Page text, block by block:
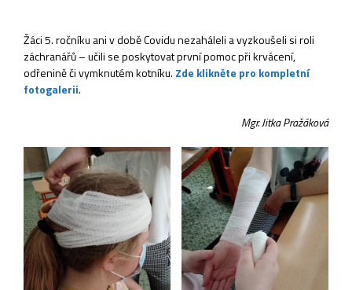
Žáci 5. ročníku ani v době Covidu nezaháleli a vyzkoušeli si roli
záchranářů – učili se poskytovat první pomoc při krvácení,
odřenině či vymknutém kotníku. Zde klikněte pro kompletní
fotogalerii.
Mgr. Jitka Pražáková